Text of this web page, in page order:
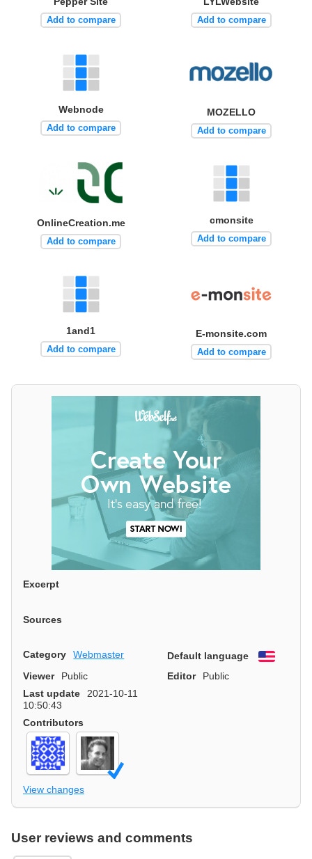
Add to compare Add to compare
Webnode
Add to compare
MOZELLO
Add to compare
OnlineCreation.me
Add to compare
cmonsite
Add to compare
1and1
Add to compare
E-monsite.com
Add to compare
Excerpt
Sources
Category Webmaster Default language
English
Viewer
Public Editor
Public
Last update
2021-10-11
10:50:43
Contributors
View changes
User reviews and comments